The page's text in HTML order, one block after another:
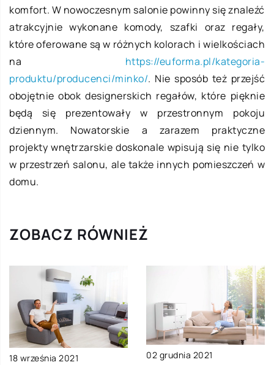
komfort. W nowoczesnym salonie powinny się znaleźć
atrakcyjnie wykonane komody, szafki oraz regały,
które oferowane są w różnych kolorach i wielkościach
na https://euforma.pl/kategoria-
produktu/producenci/minko/. Nie sposób też przejść
obojętnie obok designerskich regałów, które pięknie
będą się prezentowały w przestronnym pokoju
dziennym. Nowatorskie a zarazem praktyczne
projekty wnętrzarskie doskonale wpisują się nie tylko
w przestrzeń salonu, ale także innych pomieszczeń w
domu.
ZOBACZ RÓWNIEŻ
18 września 2021 02 grudnia 2021